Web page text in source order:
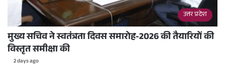
उत्तर प्रदेश
मुख्य सचिव ने स्वतंत्रता दिवस समारोह-2026 की तैयारियों की
विस्तृत समीक्षा की
2 days ago